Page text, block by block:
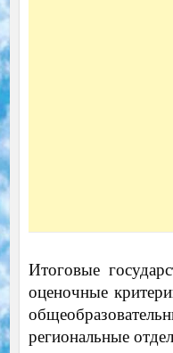
Итоговые
оценочные
региональные